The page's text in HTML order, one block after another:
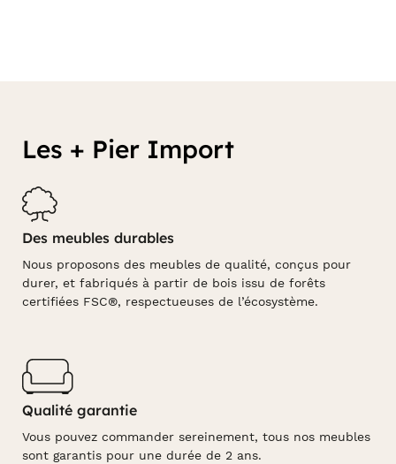
Les + Pier Import
Des meubles durables
Nous proposons des meubles de qualité, conçus pour
durer, et fabriqués à partir de bois issu de forêts
certifiées FSC®, respectueuses de l’écosystème.
Qualité garantie
Vous pouvez commander sereinement, tous nos meubles
sont garantis pour une durée de 2 ans.